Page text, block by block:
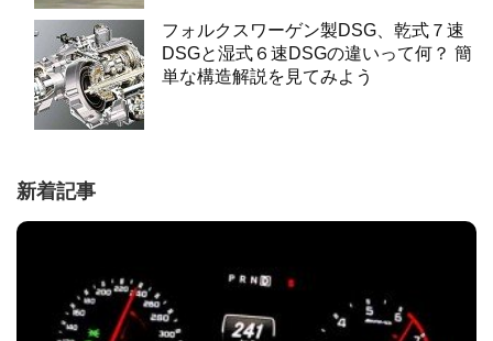
フォルクスワーゲン製DSG、乾式７速
DSGと湿式６速DSGの違いって何？ 簡
単な構造解説を見てみよう
新着記事